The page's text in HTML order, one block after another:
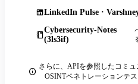
LinkedIn Pulse ·
Cybersecurity-Notes
(3ls3if)
さらに、APIを参照したコミュ
OSINTペネトレーションテ